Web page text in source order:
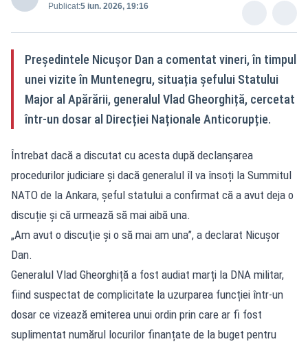
Publicat:5 iun. 2026, 19:16
Președintele Nicușor Dan a comentat vineri, în timpul
unei vizite în Muntenegru, situația șefului Statului
Major al Apărării, generalul Vlad Gheorghiță, cercetat
într-un dosar al Direcției Naționale Anticorupție.
Întrebat dacă a discutat cu acesta după declanșarea
procedurilor judiciare și dacă generalul îl va însoți la Summitul
NATO de la Ankara, șeful statului a confirmat că a avut deja o
discuție și că urmează să mai aibă una.
„Am avut o discuţie şi o să mai am una”, a declarat Nicușor
Dan.
Generalul Vlad Gheorghiță a fost audiat marți la DNA militar,
fiind suspectat de complicitate la uzurparea funcției într-un
dosar ce vizează emiterea unui ordin prin care ar fi fost
suplimentat numărul locurilor finanțate de la buget pentru